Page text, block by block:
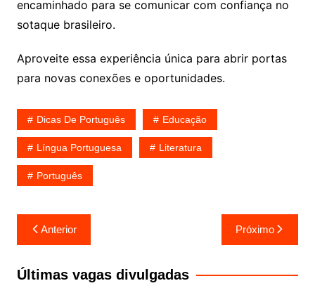
encaminhado para se comunicar com confiança no
sotaque brasileiro.
Aproveite essa experiência única para abrir portas
para novas conexões e oportunidades.
Dicas De Português Educação
Língua Portuguesa Literatura
Português
Navegação
de
Post
Anterior Próximo
Últimas vagas divulgadas